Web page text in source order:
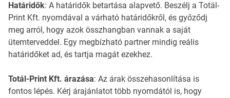
Határidők: A határidők betartása alapvető. Beszélj a Totál-
Print Kft. nyomdával a várható határidőkről, és győződj
meg arról, hogy azok összhangban vannak a saját
ütemterveddel. Egy megbízható partner mindig reális
határidőket ad, és tartja magát ezekhez.
Totál-Print Kft. árazása: Az árak összehasonlítása is
fontos lépés. Kérj árajánlatot több nyomdától is, hogy